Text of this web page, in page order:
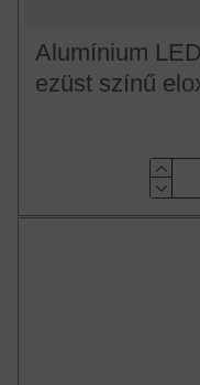
Alumínium
ezüst színű